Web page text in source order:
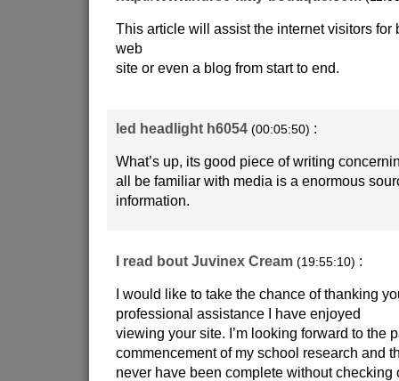
This article will assist the internet visitors for
web
site or even a blog from start to end.
led headlight h6054 (00:05:50) :
What’s up, its good piece of writing
all be familiar with media is a enormous
information.
I read bout Juvinex Cream (19:55:10) :
I would like to take the chance of thanking
professional assistance I have enjoyed
viewing your site. I’m looking forward to the
commencement of my school research and
never have been complete without checking